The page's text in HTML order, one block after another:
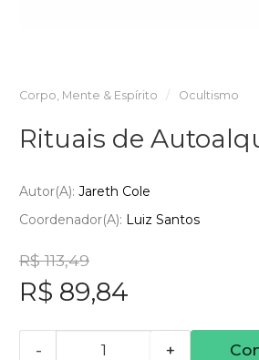
Corpo, Mente & Espírito Ocultismo
Rituais de
Autor(a): Jareth Cole
Coordenador(a): Luiz Santos
R$ 113,49
R$ 89,84
- +